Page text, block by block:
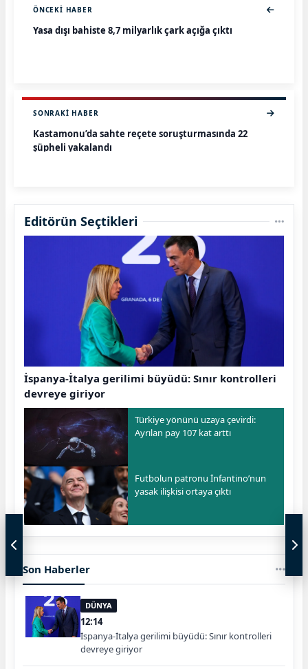
ÖNCEKI HABER
Yasa dışı bahiste 8,7 milyarlık çark açığa çıktı
SONRAKI HABER
Kastamonu’da sahte reçete soruşturmasında 22
şüpheli yakalandı
Editörün Seçtikleri
İspanya-İtalya gerilimi büyüdü: Sınır kontrolleri
devreye giriyor
Türkiye yönünü uzaya çevirdi:
Ayrılan pay 107 kat arttı
Futbolun patronu İnfantino’nun
yasak ilişkisi ortaya çıktı
Son Haberler
DÜNYA
12:14
İspanya-İtalya gerilimi büyüdü: Sınır kontrolleri
devreye giriyor